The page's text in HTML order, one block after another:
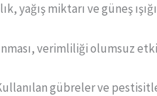
yağış miktarı ve güneş
verimliliği olumsuz
gübreler ve